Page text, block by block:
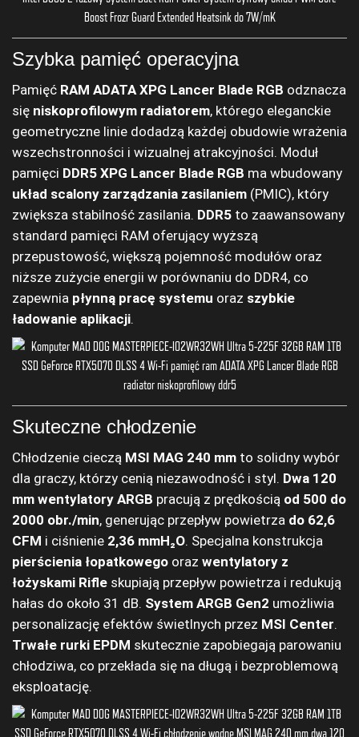
Szybka pamięć operacyjna
Pamięć RAM ADATA XPG Lancer Blade RGB odznacza
się niskoprofilowym radiatorem, którego eleganckie
geometryczne linie dodadzą każdej obudowie wrażenia
wszechstronności i wizualnej atrakcyjności. Moduł
pamięci DDR5 XPG Lancer Blade RGB ma wbudowany
układ scalony zarządzania zasilaniem (PMIC), który
zwiększa stabilność zasilania. DDR5 to zaawansowany
standard pamięci RAM oferujący wyższą
przepustowość, większą pojemność modułów oraz
niższe zużycie energii w porównaniu do DDR4, co
zapewnia płynną pracę systemu oraz szybkie
ładowanie aplikacji.
Skuteczne chłodzenie
Chłodzenie cieczą MSI MAG 240 mm to solidny wybór
dla graczy, którzy cenią niezawodność i styl. Dwa 120
mm wentylatory ARGB pracują z prędkością od 500 do
2000 obr./min, generując przepływ powietrza do 62,6
CFM i ciśnienie 2,36 mmH₂O. Specjalna konstrukcja
pierścienia łopatkowego oraz wentylatory z
łożyskami Rifle skupiają przepływ powietrza i redukują
hałas do około 31 dB. System ARGB Gen2 umożliwia
personalizację efektów świetlnych przez MSI Center.
Trwałe rurki EPDM skutecznie zapobiegają parowaniu
chłodziwa, co przekłada się na długą i bezproblemową
eksploatację.